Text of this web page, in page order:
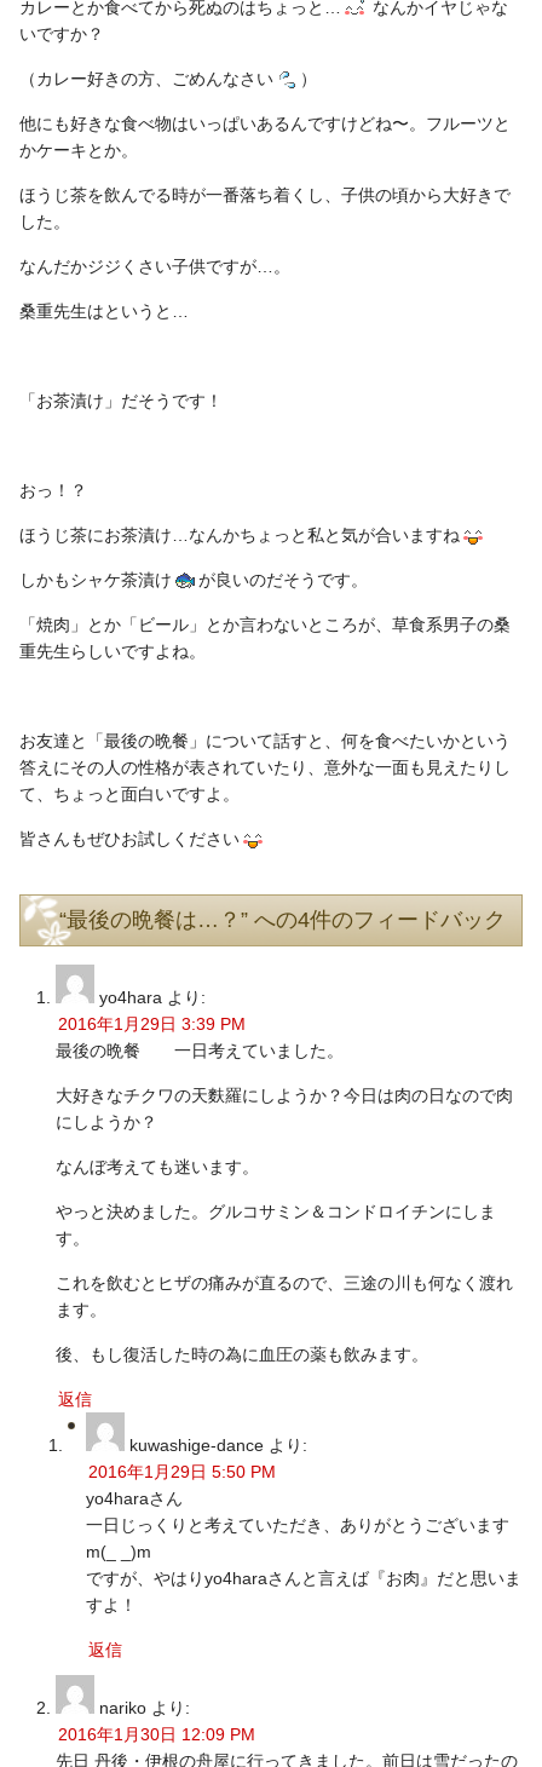
カレーとか食べてから死ぬのはちょっと…
なんかイヤじゃな
いですか？
（カレー好きの方、ごめんなさい ）
他にも好きな食べ物はいっぱいあるんですけどね〜。フルーツと
かケーキとか。
ほうじ茶を飲んでる時が一番落ち着くし、子供の頃から大好きで
した。
なんだかジジくさい子供ですが…。
桑重先生はというと…
「お茶漬け」だそうです！
おっ！？
ほうじ茶にお茶漬け…なんかちょっと私と気が合いますね
しかもシャケ茶漬け が良いのだそうです。
「焼肉」とか「ビール」とか言わないところが、草食系男子の桑
重先生らしいですよね。
お友達と「最後の晩餐」について話すと、何を食べたいかという
答えにその人の性格が表されていたり、意外な一面も見えたりし
て、ちょっと面白いですよ。
皆さんもぜひお試しください
“最後の晩餐は…？” への4件のフィードバック
yo4hara より:
2016年1月29日 3:39 PM
最後の晩餐 一日考えていました。
大好きなチクワの天麩羅にしようか？今日は肉の日なので肉
にしようか？
なんぼ考えても迷います。
やっと決めました。グルコサミン＆コンドロイチンにしま
す。
これを飲むとヒザの痛みが直るので、三途の川も何なく渡れ
ます。
後、もし復活した時の為に血圧の薬も飲みます。
返信
kuwashige-dance より:
2016年1月29日 5:50 PM
yo4haraさん
一日じっくりと考えていただき、ありがとうございます
m(_ _)m
ですが、やはりyo4haraさんと言えば『お肉』だと思いま
すよ！
返信
nariko より:
2016年1月30日 12:09 PM
先日 丹後・伊根の舟屋に行ってきました。前日は雪だったの